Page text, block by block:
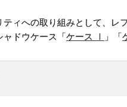
ティへの取り組みとして、
ャドウケース「ケース Ⅰ 」「